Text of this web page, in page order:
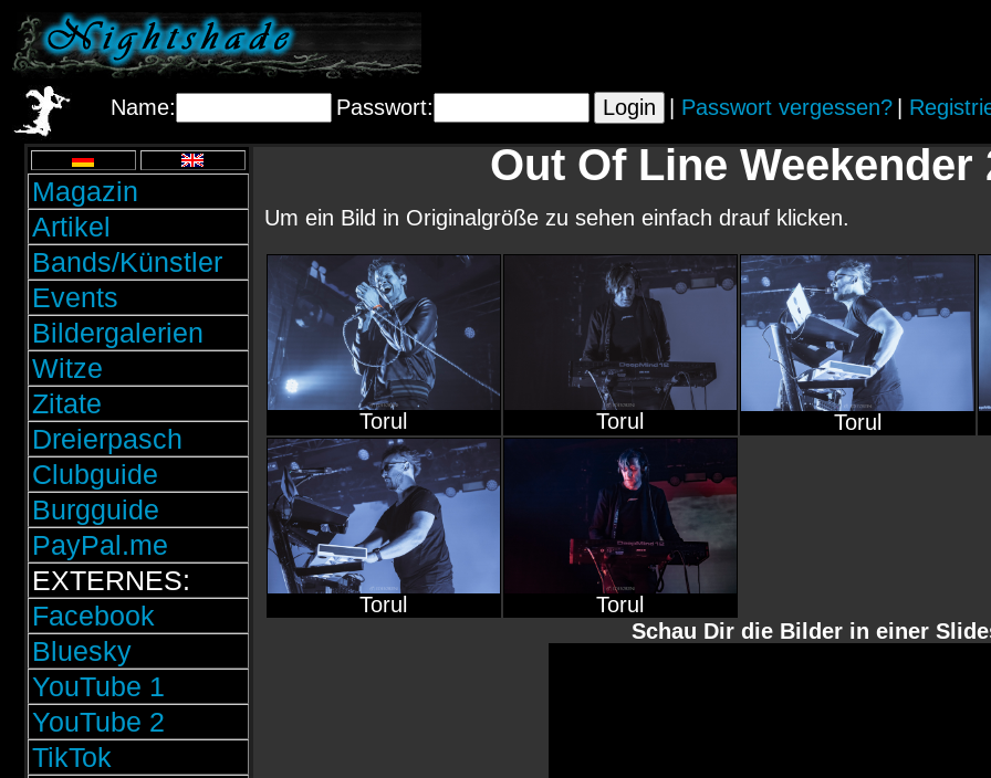
Name: Passwort: Passwort vergessen?
Magazin
Artikel
Bands/Künstler
Events
Bildergalerien
Witze
Zitate
Dreierpasch
Clubguide
Burgguide
PayPal.me
EXTERNES:
Facebook
Bluesky
YouTube 1
YouTube 2
TikTok
Out Of Line Weekender
Um ein Bild in Originalgröße zu sehen einfach drauf klicken.
Torul Torul Torul
Torul
Torul
Schau Dir die Bilder in einer